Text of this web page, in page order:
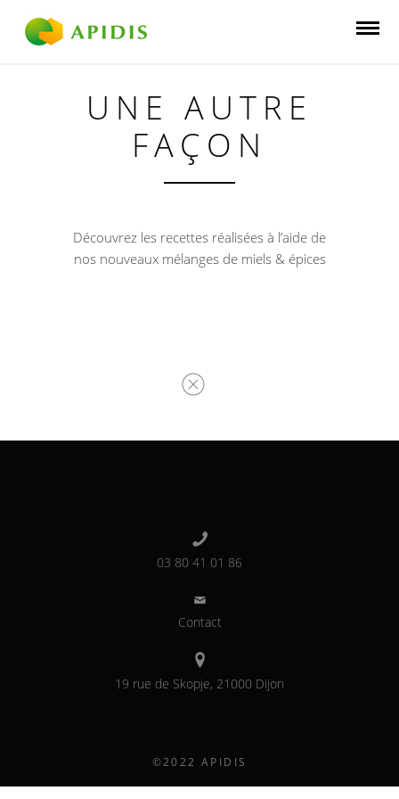
UNE AUTRE
FAÇON
Découvrez les recettes réalisées à l’aide de
nos nouveaux mélanges de miels & épices
03 80 41 01 86
Contact
19 rue de Skopje, 21000 Dijon
©2022 APIDIS